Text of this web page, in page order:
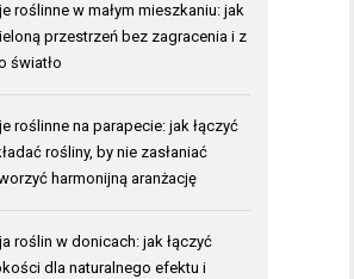
roślinne w małym mieszkaniu: jak
przestrzeń bez zagracenia i z
światło
roślinne na parapecie: jak łączyć
rośliny, by nie zasłaniać
harmonijną aranżację
roślin w donicach: jak łączyć
dla naturalnego efektu i